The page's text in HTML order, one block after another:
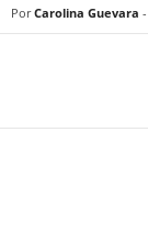
Por Carolina Guevara -